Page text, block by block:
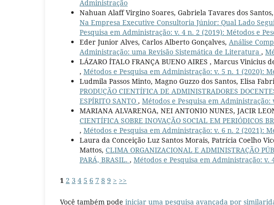
Administração
Nahuan Alaff Virgino Soares, Gabriela Tavares dos
Na Empresa Executive Consultoria Júnior: Qual Lado
Pesquisa em Administração: v. 4 n. 2 (2019): Métodos e
Eder Junior Alves, Carlos Alberto Gonçalves, Análise
Administração: uma Revisão Sistemática de Literatura ,
LÁZARO ÍTALO FRANÇA BUENO AIRES , Marcus Vinicius
, Métodos e Pesquisa em Administração: v. 5 n. 1 (2020):
Ludmila Passos Minto, Magno Guzzo dos Santos, Elisa
PRODUÇÃO CIENTÍFICA DE ADMINISTRADORES
ESPÍRITO SANTO , Métodos e Pesquisa em
MARIANA ALVARENGA, NEI ANTONIO NUNES, JACIR
CIENTÍFICA SOBRE INOVAÇÃO SOCIAL EM PERIÓDICOS
, Métodos e Pesquisa em Administração: v. 6 n. 2 (2021):
Laura da Conceição Luz Santos Morais, Patrícia Coelho
Mattos, CLIMA ORGANIZACIONAL E ADMINISTRAÇÃO
PARÁ, BRASIL. , Métodos e Pesquisa em Administração: v.
1 2 3 4 5 6 7 8 9 > >>
Você também pode iniciar uma pesquisa avançada por